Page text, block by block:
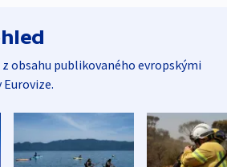
z obsahu publikovaného evropskými